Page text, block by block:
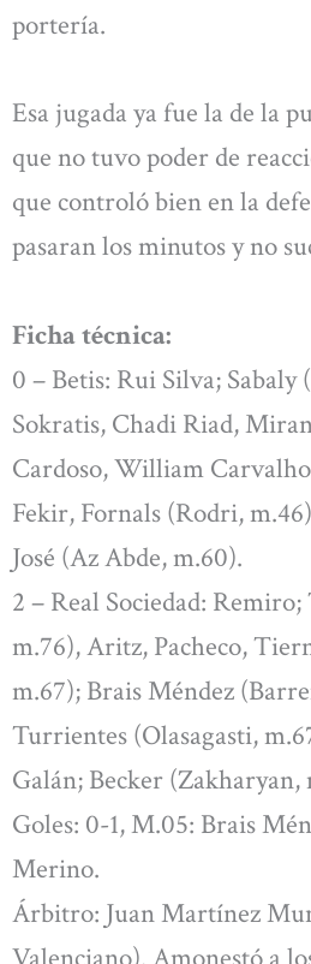
portería.
Esa jugada ya fue la de la
que no tuvo poder de
que controló bien en la
pasaran los minutos y no
Ficha técnica:
0 – Betis: Rui Silva;
Sokratis, Chadi Riad,
Cardoso, William
Fekir, Fornals (Rodri,
José (Az Abde, m.60).
2 – Real Sociedad:
m.76), Aritz, Pacheco,
m.67); Brais Méndez
Turrientes (Olasagasti,
Galán; Becker (Zakharyan,
Goles: 0-1, M.05: Brais
Merino.
Árbitro: Juan Martínez